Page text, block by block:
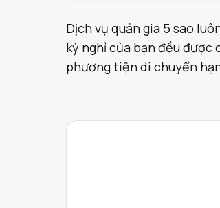
Dịch vụ quản gia 5 sao
kỳ nghỉ của bạn đều
phương tiện di chuyển